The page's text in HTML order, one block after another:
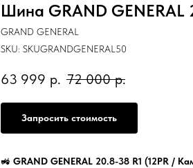
Шина GRAND GENERAL
GRAND GENERAL
SKU: SKUGRANDGENERAL50
63 999 р. 72 000 р.
Запросить стоимость
🚜 GRAND GENERAL 20.8-38 R1 (12PR /